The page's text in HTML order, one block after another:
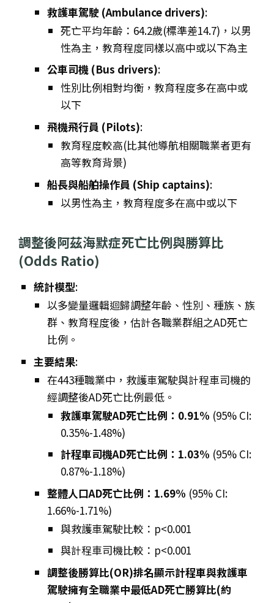
救護車駕駛 (Ambulance drivers):
死亡平均年齡：64.2歲(標準差14.7)，以男
性為主，教育程度同樣以高中或以下為主
公車司機 (Bus drivers):
性別比例相對均衡，教育程度多在高中或
以下
飛機飛行員 (Pilots):
教育程度較高(比其他導航相關職業者更有
高等教育背景)
船長與船舶操作員 (Ship captains):
以男性為主，教育程度多在高中或以下
調整後阿茲海默症死亡比例與勝算比
(Odds Ratio)
統計模型:
以多變量邏輯迴歸調整年齡、性別、種族、族
群、教育程度後，估計各職業群組之AD死亡
比例。
主要結果:
在443種職業中，救護車駕駛與計程車司機的
經調整後AD死亡比例最低。
救護車駕駛AD死亡比例：0.91% (95% CI:
0.35%-1.48%)
計程車司機AD死亡比例：1.03% (95% CI:
0.87%-1.18%)
整體人口AD死亡比例：1.69% (95% CI:
1.66%-1.71%)
與救護車駕駛比較：p<0.001
與計程車司機比較：p<0.001
調整後勝算比(OR)排名顯示計程車與救護車
駕駛擁有全職業中最低AD死亡勝算比(約